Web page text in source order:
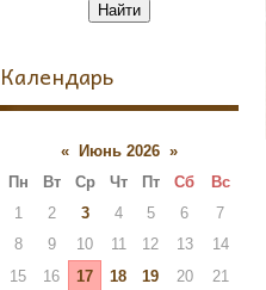
Календарь
« Июнь 2026 »
Пн
Вт Ср Чт Пт Сб
Вс
1
2 3 4 5 6
7
8
9 10 11 12 13
14
15
16 17 18 19 20
21